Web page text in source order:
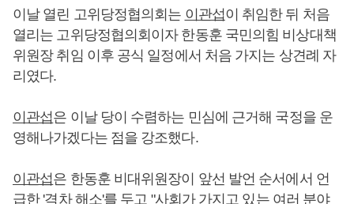
이날 열린 고위당정협의회는 이관섭이 취임한 뒤 처음
열리는 고위당정협의회이자 한동훈 국민의힘 비상대책
위원장 취임 이후 공식 일정에서 처음 가지는 상견례 자
리였다.
이관섭은 이날 당이 수렴하는 민심에 근거해 국정을 운
영해나가겠다는 점을 강조했다.
이관섭은 한동훈 비대위원장이 앞선 발언 순서에서 언
급한 '격차 해소'를 두고 "사회가 가지고 있는 여러 분야